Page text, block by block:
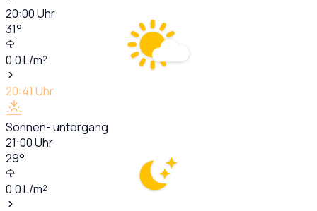
20:00Uhr
31°
0,0L/m²
20:41 Uhr
Sonnen- untergang
21:00Uhr
29°
0,0L/m²